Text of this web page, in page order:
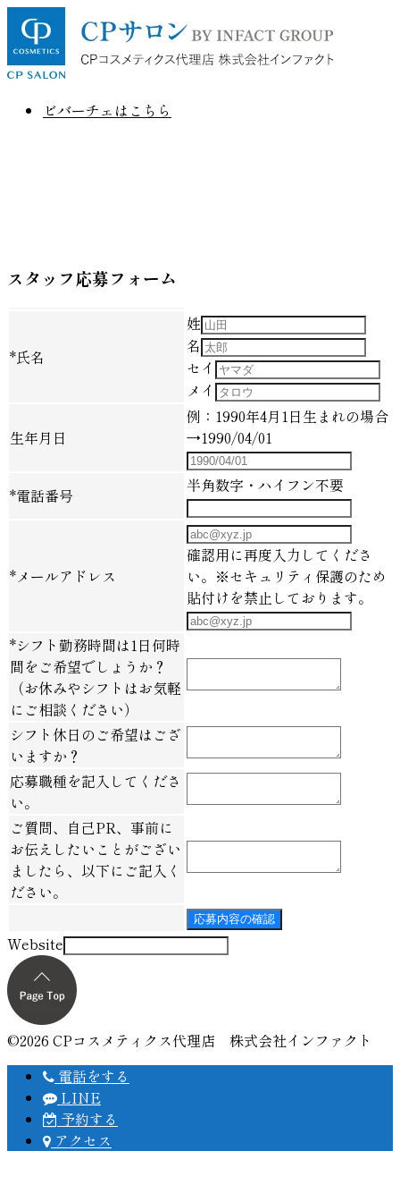
ビバーチェはこちら
スタッフ応募フォーム
*氏名
姓
名
セイ
メイ
生年月日
例：1990年4月1日生まれの場合
→1990/04/01
*電話番号 半角数字・ハイフン不要
*メールアドレス
確認用に再度入力してくださ
い。※セキュリティ保護のため
貼付けを禁止しております。
*シフト勤務時間は1日何時
間をご希望でしょうか？
（お休みやシフトはお気軽
にご相談ください）
シフト休日のご希望はござ
いますか？
応募職種を記入してくださ
い。
ご質問、自己PR、事前に
お伝えしたいことがござい
ましたら、以下にご記入く
ださい。
応募内容の確認
Website
©2026 CPコスメティクス代理店 株式会社インファクト
電話をする
LINE
予約する
アクセス